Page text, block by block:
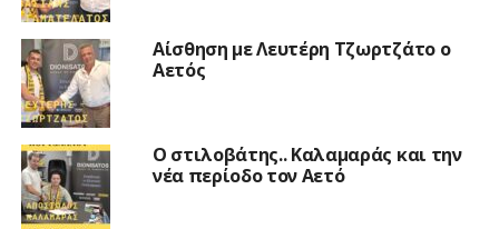
Αίσθηση με Λευτέρη Τζωρτζάτο ο
Αετός
Ο στιλοβάτης.. Καλαμαράς και την
νέα περίοδο τον Αετό